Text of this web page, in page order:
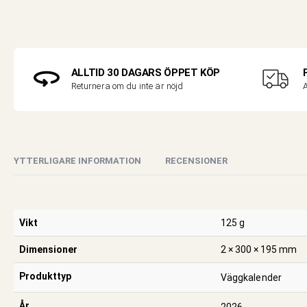
ALLTID 30 DAGARS ÖPPET KÖP
Returnera om du inte är nöjd
YTTERLIGARE INFORMATION RECENSIONER
Vikt 125 g
Dimensioner 2 × 300 × 195 mm
Produkttyp Väggkalender